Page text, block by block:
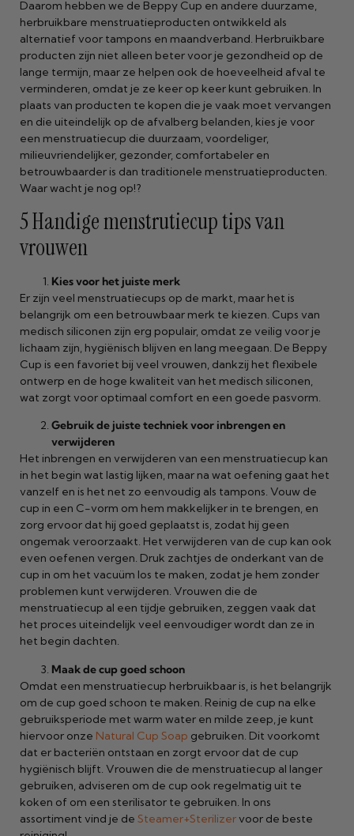
Daarom hebben we de Beppy Cup en andere duurzame,
herbruikbare menstruatieproducten ontwikkeld als
alternatief voor tampons en maandverband. Herbruikbare
producten zijn niet alleen beter voor je gezondheid op de
lange termijn, maar ze helpen ook de hoeveelheid afval te
verminderen, omdat je ze keer op keer kunt gebruiken. In
plaats van producten te kopen die je vaak moet vervangen
en die uiteindelijk op de afvalberg belanden, kies je voor
een menstruatiecup die duurzaam, voordeliger,
milieuvriendelijker, gezonder, comfortabeler en
betrouwbaarder is dan traditionele menstruatieproducten.
Waar wacht je nog op!?
5 Handige menstrutiecup tips van
vrouwen
Kies voor het juiste merk
Er zijn veel menstruatiecups op de markt, maar het is
belangrijk om een betrouwbaar merk te kiezen. Cups van
medisch siliconen zijn erg populair, omdat ze veilig voor je
lichaam zijn, hygiënisch blijven en lang meegaan. De Beppy
Cup is een favoriet bij veel vrouwen, dankzij het flexibele
ontwerp en de hoge kwaliteit van het medisch siliconen,
wat zorgt voor optimaal comfort en een goede pasvorm.
Gebruik de juiste techniek voor inbrengen en
verwijderen
Het inbrengen en verwijderen van een menstruatiecup kan
in het begin wat lastig lijken, maar na wat oefening gaat het
vanzelf en is het net zo eenvoudig als tampons. Vouw de
cup in een C-vorm om hem makkelijker in te brengen, en
zorg ervoor dat hij goed geplaatst is, zodat hij geen
ongemak veroorzaakt. Het verwijderen van de cup kan ook
even oefenen vergen. Druk zachtjes de onderkant van de
cup in om het vacuüm los te maken, zodat je hem zonder
problemen kunt verwijderen. Vrouwen die de
menstruatiecup al een tijdje gebruiken, zeggen vaak dat
het proces uiteindelijk veel eenvoudiger wordt dan ze in
het begin dachten.
Maak de cup goed schoon
Omdat een menstruatiecup herbruikbaar is, is het belangrijk
om de cup goed schoon te maken. Reinig de cup na elke
gebruiksperiode met warm water en milde zeep, je kunt
hiervoor onze Natural Cup Soap gebruiken. Dit voorkomt
dat er bacteriën ontstaan en zorgt ervoor dat de cup
hygiënisch blijft. Vrouwen die de menstruatiecup al langer
gebruiken, adviseren om de cup ook regelmatig uit te
koken of om een sterilisator te gebruiken. In ons
assortiment vind je de Steamer+Sterilizervoor de beste